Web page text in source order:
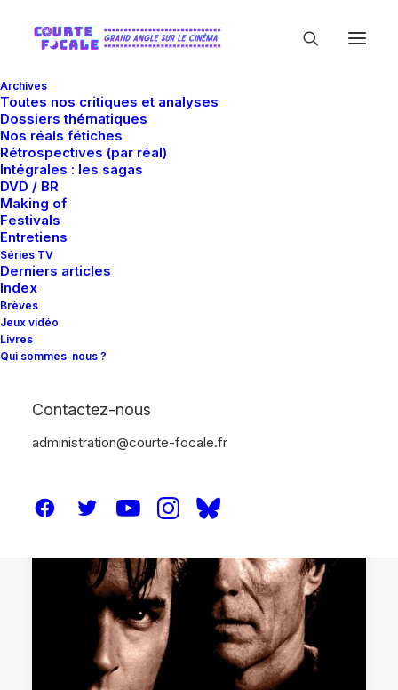
Archives
Toutes nos critiques et analyses
Dossiers thématiques
Nos réals fétiches
Rétrospectives (par réal)
Intégrales : les sagas
DVD / BR
Making of
Festivals
Entretiens
Séries TV
Derniers articles
Index
Brèves
Jeux vidéo
Livres
Qui sommes-nous ?
Contactez-nous
administration@courte-focale.fr
Mois : janvier 2019